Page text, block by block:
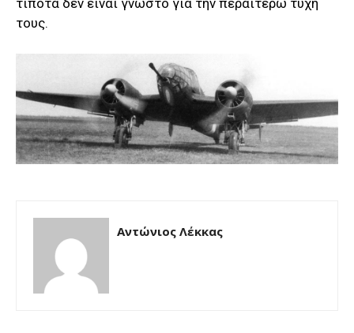
τίποτα δεν είναι γνωστό για την περαιτέρω τύχη
τους.
Aντώνιος Λέκκας